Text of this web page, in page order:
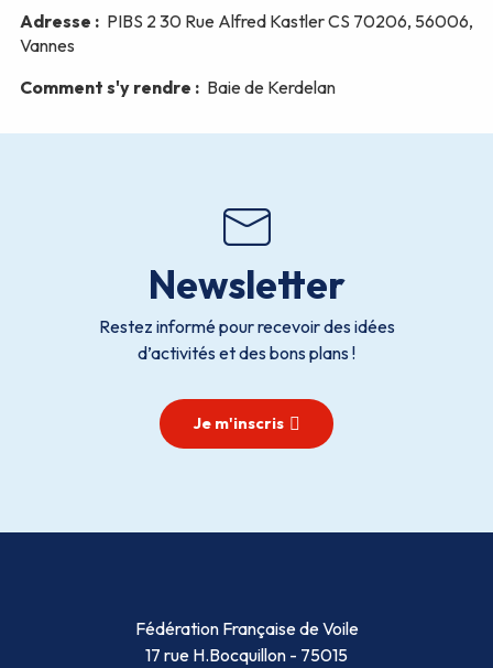
Newsletter
Restez informé pour recevoir des idées
d’activités et des bons plans !
Je m'inscris
Fédération Française de Voile
17 rue H.Bocquillon - 75015